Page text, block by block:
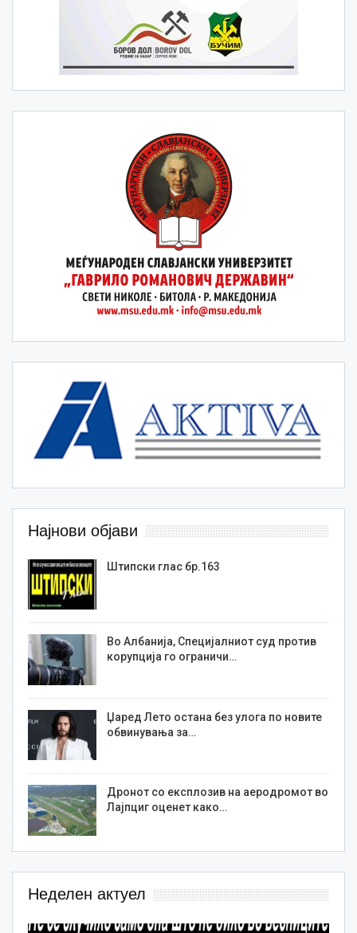
Најнови објави
Штипски глас бр.163
Во Албанија, Специјалниот суд против
корупција го ограничи…
Џаред Лето остана без улога по новите
обвинувања за…
Дронот со експлозив на аеродромот во
Лајпциг оценет како…
Неделен актуел